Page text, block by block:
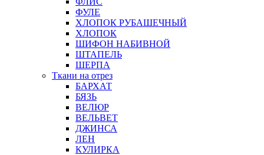
ФУЛЕ
ХЛОПОК РУБАШЕЧНЫЙ
ХЛОПОК
ШИФОН НАБИВНОЙ
ШТАПЕЛЬ
ШЕРПА
Ткани на отрез
БАРХАТ
БЯЗЬ
ВЕЛЮР
ВЕЛЬВЕТ
ДЖИНСА
ЛЕН
КУЛИРКА